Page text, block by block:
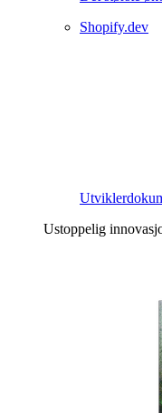
Shopify.dev
Ustoppelig